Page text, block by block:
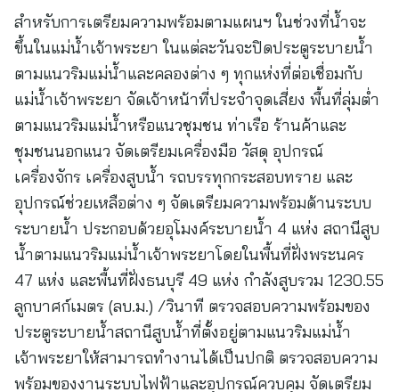
สำหรับการเตรียมความพร้อมตามแผนฯ ในช่วงที่น้ำจะ
ขึ้นในแม่น้ำเจ้าพระยา ในแต่ละวันจะปิดประตูระบายน้ำ
ตามแนวริมแม่น้ำและคลองต่าง ๆ ทุกแห่งที่ต่อเชื่อมกับ
แม่น้ำเจ้าพระยา จัดเจ้าหน้าที่ประจำจุดเสี่ยง พื้นที่ลุ่มต่ำ
ตามแนวริมแม่น้ำหรือแนวชุมชน ท่าเรือ ร้านค้าและ
ชุมชนนอกแนว จัดเตรียมเครื่องมือ วัสดุ อุปกรณ์
เครื่องจักร เครื่องสูบน้ำ รถบรรทุกกระสอบทราย และ
อุปกรณ์ช่วยเหลือต่าง ๆ จัดเตรียมความพร้อมด้านระบบ
ระบายน้ำ ประกอบด้วยอุโมงค์ระบายน้ำ 4 แห่ง สถานีสูบ
น้ำตามแนวริมแม่น้ำเจ้าพระยาโดยในพื้นที่ฝั่งพระนคร
47 แห่ง และพื้นที่ฝั่งธนบุรี 49 แห่ง กำลังสูบรวม 1230.55
ลูกบาศก์เมตร (ลบ.ม.) /วินาที ตรวจสอบความพร้อมของ
ประตูระบายน้ำสถานีสูบน้ำที่ตั้งอยู่ตามแนวริมแม่น้ำ
เจ้าพระยาให้สามารถทำงานได้เป็นปกติ ตรวจสอบความ
พร้อมของงานระบบไฟฟ้าและอุปกรณ์ควบคุม จัดเตรียม